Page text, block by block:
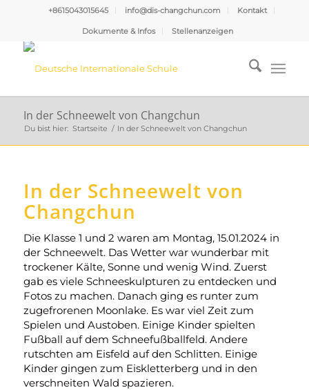
+8615043015645 info@dis-changchun.com Kontakt
Dokumente & Infos Stellenanzeigen
In der Schneewelt von Changchun
Du bist hier: Startseite / In der Schneewelt von Changchun
In der Schneewelt von
Changchun
Die Klasse 1 und 2 waren am Montag, 15.01.2024 in
der Schneewelt. Das Wetter war wunderbar mit
trockener Kälte, Sonne und wenig Wind. Zuerst
gab es viele Schneeskulpturen zu entdecken und
Fotos zu machen. Danach ging es runter zum
zugefrorenen Moonlake. Es war viel Zeit zum
Spielen und Austoben. Einige Kinder spielten
Fußball auf dem Schneefußballfeld. Andere
rutschten am Eisfeld auf den Schlitten. Einige
Kinder gingen zum Eiskletterberg und in den
verschneiten Wald spazieren.